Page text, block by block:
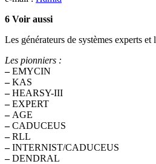
6 Voir aussi
Les générateurs de systèmes experts et
Les pionniers :
–EMYCIN
–KAS
–HEARSY-III
–EXPERT
–AGE
–CADUCEUS
–RLL
–INTERNIST/CADUCEUS
–DENDRAL